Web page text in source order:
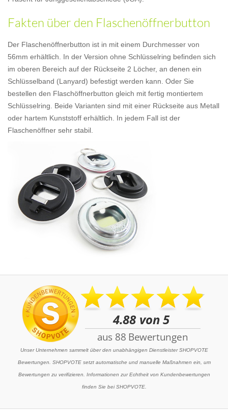
Fakten über den Flaschenöffnerbutton
Der Flaschenöffnerbutton ist in mit einem Durchmesser von
56mm erhältlich. In der Version ohne Schlüsselring befinden sich
im oberen Bereich auf der Rückseite 2 Löcher, an denen ein
Schlüsselband (Lanyard) befestigt werden kann. Oder Sie
bestellen den Flaschöffnerbutton gleich mit fertig montiertem
Schlüsselring. Beide Varianten sind mit einer Rückseite aus Metall
oder hartem Kunststoff erhältlich. In jedem Fall ist der
Flaschenöffner sehr stabil.
Unser Unternehmen sammelt über den unabhängigen Dienstleister SHOPVOTE
Bewertungen. SHOPVOTE setzt automatische und manuelle Maßnahmen ein, um
Bewertungen zu verifizieren. Informationen zur Echtheit von Kundenbewertungen
finden Sie bei SHOPVOTE.